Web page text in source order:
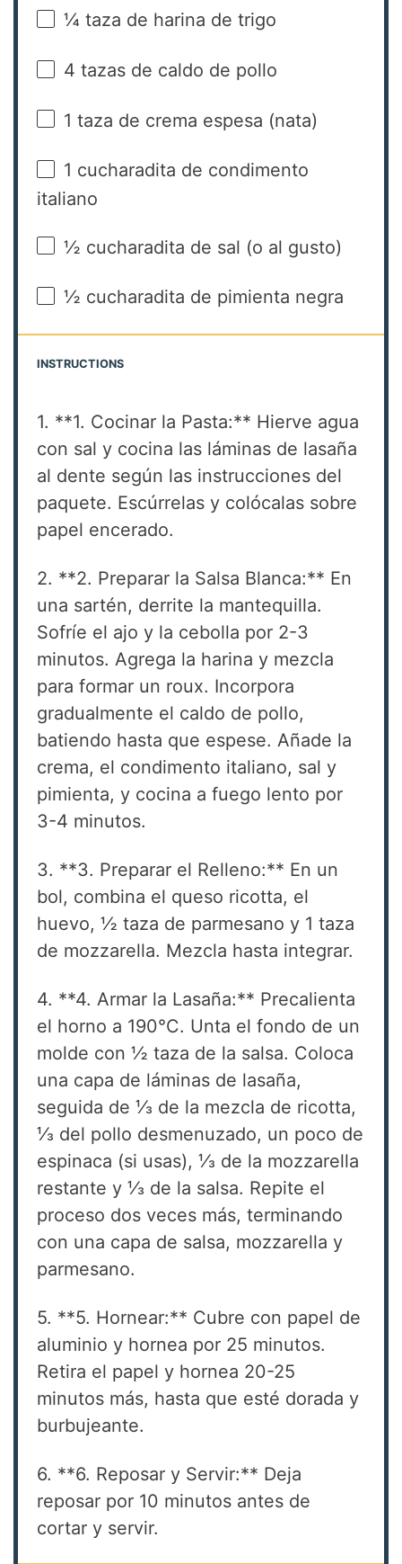
¼ taza de harina de trigo
4 tazas de caldo de pollo
1 taza de crema espesa (nata)
1 cucharadita de condimento
italiano
½ cucharadita de sal (o al gusto)
½ cucharadita de pimienta negra
INSTRUCTIONS
1. **1. Cocinar la Pasta:** Hierve agua
con sal y cocina las láminas de lasaña
al dente según las instrucciones del
paquete. Escúrrelas y colócalas sobre
papel encerado.
2. **2. Preparar la Salsa Blanca:** En
una sartén, derrite la mantequilla.
Sofríe el ajo y la cebolla por 2-3
minutos. Agrega la harina y mezcla
para formar un roux. Incorpora
gradualmente el caldo de pollo,
batiendo hasta que espese. Añade la
crema, el condimento italiano, sal y
pimienta, y cocina a fuego lento por
3-4 minutos.
3. **3. Preparar el Relleno:** En un
bol, combina el queso ricotta, el
huevo, ½ taza de parmesano y 1 taza
de mozzarella. Mezcla hasta integrar.
4. **4. Armar la Lasaña:** Precalienta
el horno a 190°C. Unta el fondo de un
molde con ½ taza de la salsa. Coloca
una capa de láminas de lasaña,
seguida de ⅓ de la mezcla de ricotta,
⅓ del pollo desmenuzado, un poco de
espinaca (si usas), ⅓ de la mozzarella
restante y ⅓ de la salsa. Repite el
proceso dos veces más, terminando
con una capa de salsa, mozzarella y
parmesano.
5. **5. Hornear:** Cubre con papel de
aluminio y hornea por 25 minutos.
Retira el papel y hornea 20-25
minutos más, hasta que esté dorada y
burbujeante.
6. **6. Reposar y Servir:** Deja
reposar por 10 minutos antes de
cortar y servir.